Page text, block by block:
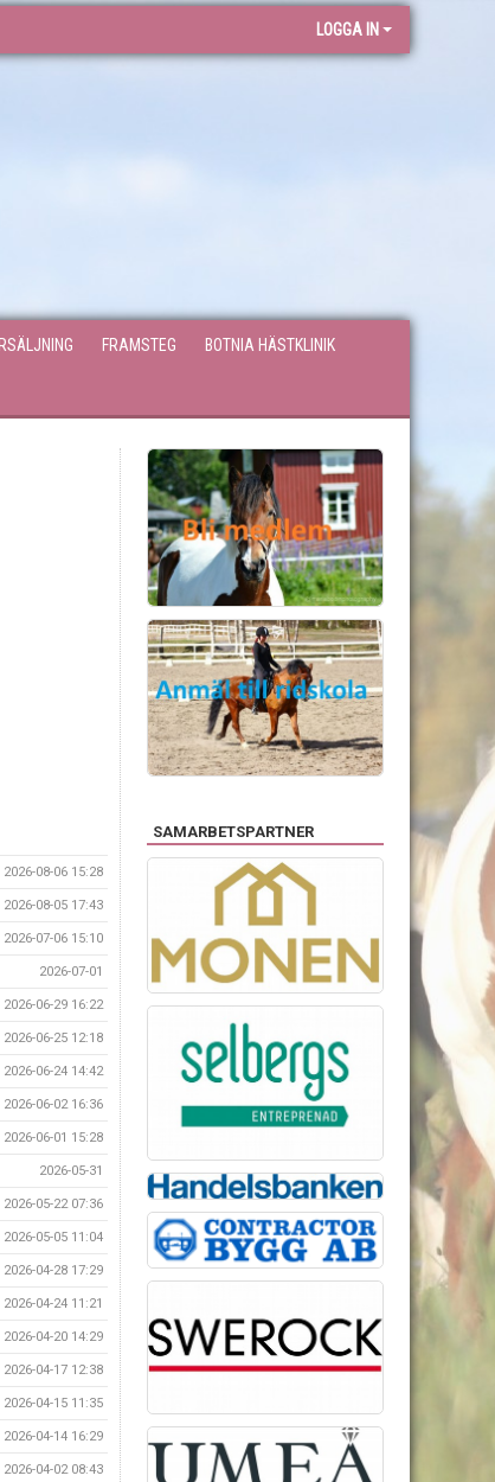
LOGGA IN
FRAMSTEG BOTNIA HÄSTKLINIK
2026-08-06 15:28
2026-08-05 17:43
2026-07-06 15:10
2026-07-01
2026-06-29 16:22
2026-06-25 12:18
2026-06-24 14:42
2026-06-02 16:36
2026-06-01 15:28
2026-05-31
2026-05-22 07:36
2026-05-05 11:04
2026-04-28 17:29
2026-04-24 11:21
2026-04-20 14:29
2026-04-17 12:38
2026-04-15 11:35
2026-04-14 16:29
2026-04-02 08:43
SAMARBETSPARTNER